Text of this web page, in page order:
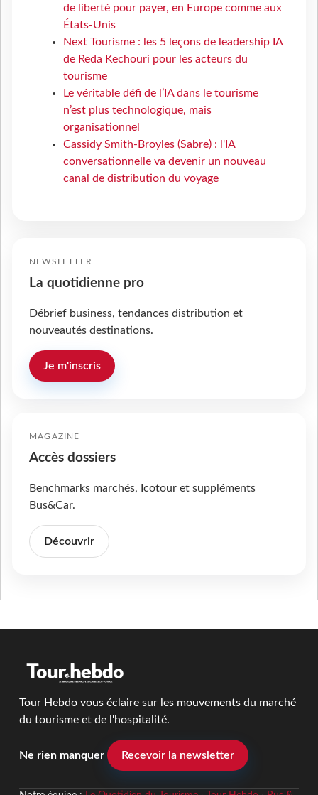
de liberté pour payer, en Europe comme aux
États-Unis
Next Tourisme : les 5 leçons de leadership IA
de Reda Kechouri pour les acteurs du
tourisme
Le véritable défi de l’IA dans le tourisme
n’est plus technologique, mais
organisationnel
Cassidy Smith-Broyles (Sabre) : l'IA
conversationnelle va devenir un nouveau
canal de distribution du voyage
NEWSLETTER
La quotidienne pro
Débrief business, tendances distribution et
nouveautés destinations.
Je m'inscris
MAGAZINE
Accès dossiers
Benchmarks marchés, Icotour et suppléments
Bus&Car.
Découvrir
Tour Hebdo vous éclaire sur les mouvements du marché
du tourisme et de l'hospitalité.
Ne rien manquer Recevoir la newsletter